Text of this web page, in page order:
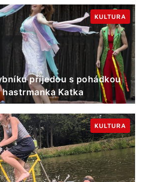
přijedou s pohádkou
hastrmanka Katka
KULTURA
KULTURA